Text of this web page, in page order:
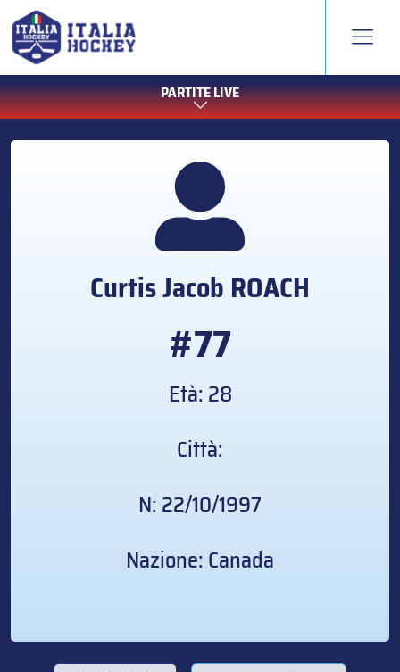
PARTITE LIVE
Curtis Jacob ROACH
#77
Età: 28
Città:
N: 22/10/1997
Nazione: Canada